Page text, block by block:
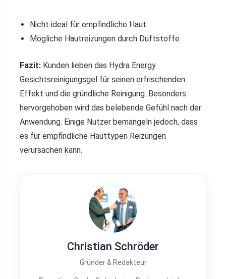
Nicht ideal für empfindliche Haut
Mögliche Hautreizungen durch Duftstoffe
Fazit: Kunden lieben das Hydra Energy
Gesichtsreinigungsgel für seinen erfrischenden
Effekt und die gründliche Reinigung. Besonders
hervorgehoben wird das belebende Gefühl nach der
Anwendung. Einige Nutzer bemängeln jedoch, dass
es für empfindliche Hauttypen Reizungen
verursachen kann.
Christian Schröder
Gründer & Redakteur